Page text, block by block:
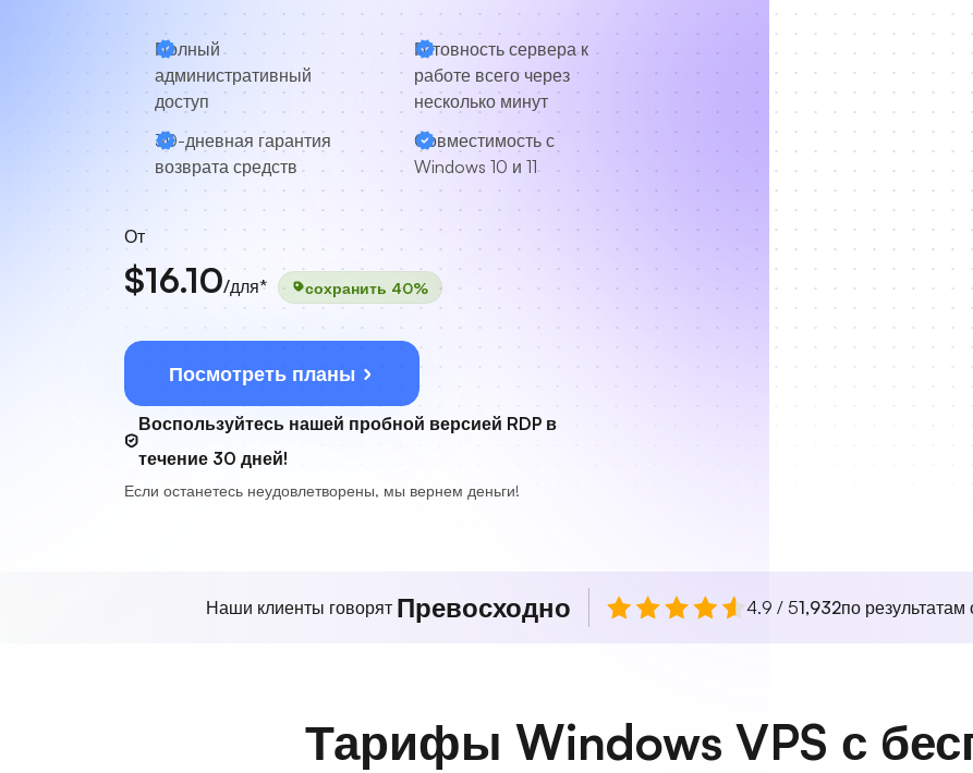
Полный
административный
доступ
Готовность сервера к
работе всего через
несколько минут
30-дневная гарантия
возврата средств
Совместимость с
Windows 10 и 11
От
$16.10/для* сохранить 40%
Посмотреть планы
Воспользуйтесь нашей пробной версией RDP в
течение 30 дней!
Если останетесь неудовлетворены, мы вернем деньги!
Наши клиенты говорят Превосходно 4.9 / 51,932по результатам
Тарифы Windows VPS с